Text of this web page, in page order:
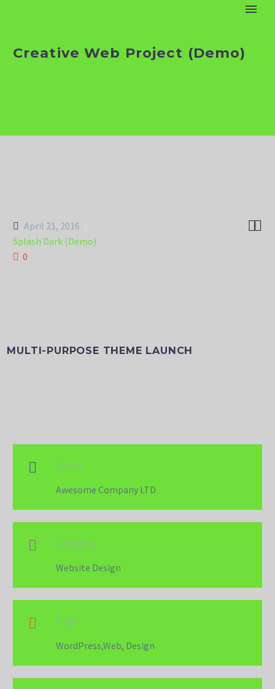
Creative Web Project (Demo)

April 21, 2016
Splash Dark (Demo)
0
MULTI-PURPOSE THEME LAUNCH
 Client
Awesome Company LTD
 Category
Website Design
 Tags
WordPress,Web, Design